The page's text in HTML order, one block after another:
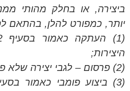
ביצירה, או בחלק מהותי
יותר, כמפורט להלן, בהתאם
היצירות;
(2) פרסום – לגבי יצירה שלא פורסמה;